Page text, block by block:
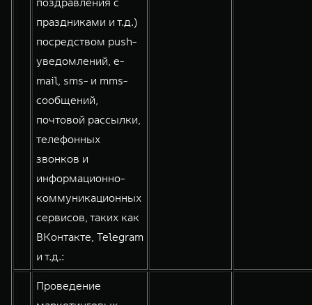
праздниками и т.д.)
посредством push-
уведомлений, e-
mail, sms- и mms-
сообщений,
почтовой рассылки,
телефонных
звонков и
информационно-
коммуникационных
сервисов, таких как
ВКонтакте, Telegram
и т.д.:
Проведение